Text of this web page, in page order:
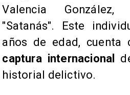
Valencia
"Satanás". Este
años de edad, cuenta
captura internacional
historial delictivo.